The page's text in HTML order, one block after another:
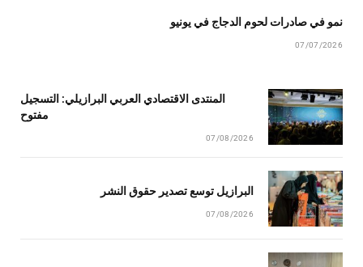
نمو في صادرات لحوم الدجاج في يونيو
07/07/2026
المنتدى الاقتصادي العربي البرازيلي: التسجيل
مفتوح
07/08/2026
البرازيل توسع تصدير حقوق النشر
07/08/2026